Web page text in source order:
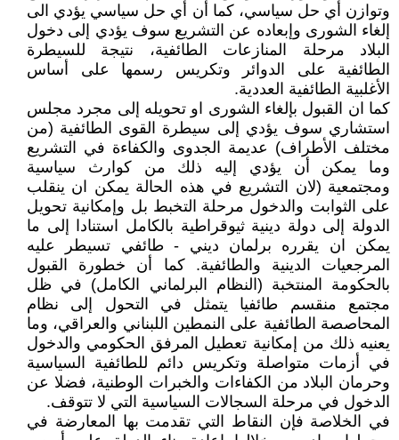
وتوازن أي حل سياسي، كما أن أي حل سياسي يؤدي الى
إلغاء الشورى وإبعاده عن التشريع سوف يؤدي إلى دخول
البلاد مرحلة المنازعات الطائفية، نتيجة للسيطرة
الطائفية على الدوائر وتكريس رسمها على أساس
الأغلبية الطائفية العددية.
كما ان القبول بإلغاء الشورى او تحويله إلى مجرد مجلس
استشاري سوف يؤدي إلى سيطرة القوى الطائفية (من
مختلف الأطراف) عديمة الجدوى والكفاءة في التشريع
وما يمكن أن يؤدي إليه ذلك من كوارث سياسية
ومجتمعية (لان التشريع في هذه الحالة يمكن ان ينقلب
على الثوابت والدخول مرحلة التخبط بل وإمكانية تحويل
الدولة إلى دولة دينية ثيوقراطية بالكامل استنادا إلى ما
يمكن ان يقرره برلمان ديني - طائفي تسيطر عليه
المرجعيات الدينية والطائفية. كما أن خطورة القبول
بالحكومة المنتخبة (النظام البرلماني الكامل) في ظل
مجتمع منقسم طائفيا يتمثل في التحول إلى نظام
المحاصصة الطائفية على النمطين اللبناني والعراقي، وما
يعنيه ذلك من إمكانية تعطيل المرفق الحكومي والدخول
في أزمات متواصلة وتكريس دائم للطائفية السياسية
وحرمان البلاد من الكفاءات والخبرات الوطنية، فضلا عن
الدخول في مرحلة السجالات السياسية التي لا تتوقف.
في الخلاصة فإن النقاط التي تقدمت بها المعارضة في